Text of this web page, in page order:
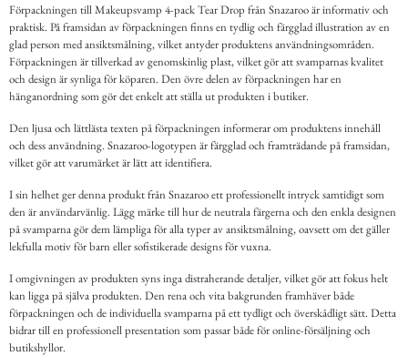
Förpackningen till Makeupsvamp 4-pack Tear Drop från Snazaroo är informativ och
praktisk. På framsidan av förpackningen finns en tydlig och färgglad illustration av en
glad person med ansiktsmålning, vilket antyder produktens användningsområden.
Förpackningen är tillverkad av genomskinlig plast, vilket gör att svamparnas kvalitet
och design är synliga för köparen. Den övre delen av förpackningen har en
hänganordning som gör det enkelt att ställa ut produkten i butiker.
Den ljusa och lättlästa texten på förpackningen informerar om produktens innehåll
och dess användning. Snazaroo-logotypen är färgglad och framträdande på framsidan,
vilket gör att varumärket är lätt att identifiera.
I sin helhet ger denna produkt från Snazaroo ett professionellt intryck samtidigt som
den är användarvänlig. Lägg märke till hur de neutrala färgerna och den enkla designen
på svamparna gör dem lämpliga för alla typer av ansiktsmålning, oavsett om det gäller
lekfulla motiv för barn eller sofistikerade designs för vuxna.
I omgivningen av produkten syns inga distraherande detaljer, vilket gör att fokus helt
kan ligga på själva produkten. Den rena och vita bakgrunden framhäver både
förpackningen och de individuella svamparna på ett tydligt och överskådligt sätt. Detta
bidrar till en professionell presentation som passar både för online-försäljning och
butikshyllor.